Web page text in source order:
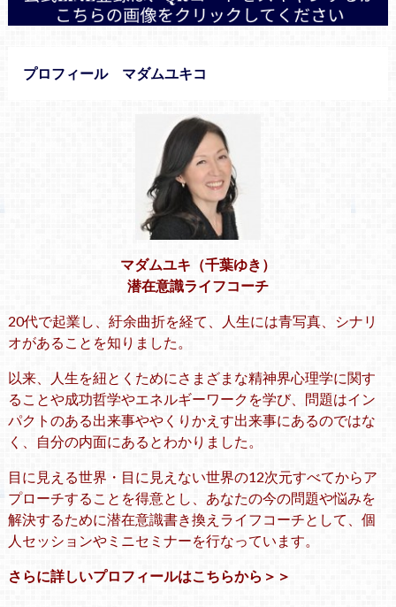
プロフィール マダムユキコ
マダムユキ（千葉ゆき）
潜在意識ライフコーチ
20代で起業し、紆余曲折を経て、人生には青写真、シナリ
オがあることを知りました。
以来、人生を紐とくためにさまざまな精神界心理学に関す
ることや成功哲学やエネルギーワークを学び、問題はイン
パクトのある出来事ややくりかえす出来事にあるのではな
く、自分の内面にあるとわかりました。
目に見える世界・目に見えない世界の12次元すべてからア
プローチすることを得意とし、あなたの今の問題や悩みを
解決するために潜在意識書き換えライフコーチとして、個
人セッションやミニセミナーを行なっています。
さらに詳しいプロフィールはこちらから＞＞